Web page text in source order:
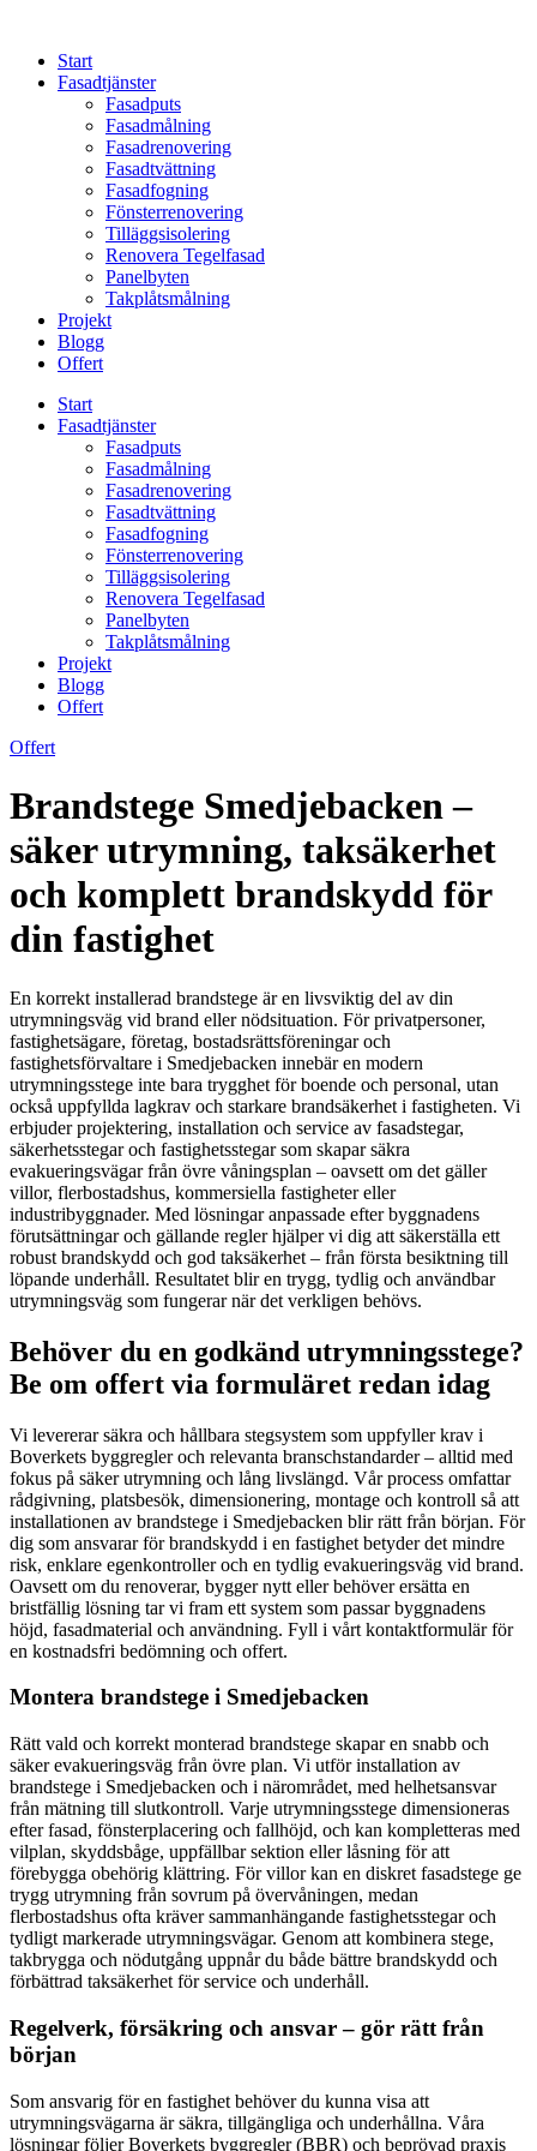
contentStart
Fasadtjänster
Fasadputs
Fasadmålning
Fasadrenovering
Fasadtvättning
Fasadfogning
Fönsterrenovering
Tilläggsisolering
Renovera Tegelfasad
Panelbyten
Takplåtsmålning
Projekt
Blogg
Offert
Start
Fasadtjänster
Fasadputs
Fasadmålning
Fasadrenovering
Fasadtvättning
Fasadfogning
Fönsterrenovering
Tilläggsisolering
Renovera Tegelfasad
Panelbyten
Takplåtsmålning
Projekt
Blogg
Offert
Offert
Brandstege Smedjebacken –
säker utrymning, taksäkerhet
och komplett brandskydd för
din fastighet
En korrekt installerad brandstege är en livsviktig del av din
utrymningsväg vid brand eller nödsituation. För privatpersoner,
fastighetsägare, företag, bostadsrättsföreningar och
fastighetsförvaltare i Smedjebacken innebär en modern
utrymningsstege inte bara trygghet för boende och personal, utan
också uppfyllda lagkrav och starkare brandsäkerhet i fastigheten. Vi
erbjuder projektering, installation och service av fasadstegar,
säkerhetsstegar och fastighetsstegar som skapar säkra
evakueringsvägar från övre våningsplan – oavsett om det gäller
villor, flerbostadshus, kommersiella fastigheter eller
industribyggnader. Med lösningar anpassade efter byggnadens
förutsättningar och gällande regler hjälper vi dig att säkerställa ett
robust brandskydd och god taksäkerhet – från första besiktning till
löpande underhåll. Resultatet blir en trygg, tydlig och användbar
utrymningsväg som fungerar när det verkligen behövs.
Behöver du en godkänd utrymningsstege?
Be om offert via formuläret redan idag
Vi levererar säkra och hållbara stegsystem som uppfyller krav i
Boverkets byggregler och relevanta branschstandarder – alltid med
fokus på säker utrymning och lång livslängd. Vår process omfattar
rådgivning, platsbesök, dimensionering, montage och kontroll så att
installationen av brandstege i Smedjebacken blir rätt från början. För
dig som ansvarar för brandskydd i en fastighet betyder det mindre
risk, enklare egenkontroller och en tydlig evakueringsväg vid brand.
Oavsett om du renoverar, bygger nytt eller behöver ersätta en
bristfällig lösning tar vi fram ett system som passar byggnadens
höjd, fasadmaterial och användning. Fyll i vårt kontaktformulär för
en kostnadsfri bedömning och offert.
Montera brandstege i Smedjebacken
Rätt vald och korrekt monterad brandstege skapar en snabb och
säker evakueringsväg från övre plan. Vi utför installation av
brandstege i Smedjebacken och i närområdet, med helhetsansvar
från mätning till slutkontroll. Varje utrymningsstege dimensioneras
efter fasad, fönsterplacering och fallhöjd, och kan kompletteras med
vilplan, skyddsbåge, uppfällbar sektion eller låsning för att
förebygga obehörig klättring. För villor kan en diskret fasadstege ge
trygg utrymning från sovrum på övervåningen, medan
flerbostadshus ofta kräver sammanhängande fastighetsstegar och
tydligt markerade utrymningsvägar. Genom att kombinera stege,
takbrygga och nödutgång uppnår du både bättre brandskydd och
förbättrad taksäkerhet för service och underhåll.
Regelverk, försäkring och ansvar – gör rätt från
början
Som ansvarig för en fastighet behöver du kunna visa att
utrymningsvägarna är säkra, tillgängliga och underhållna. Våra
lösningar följer Boverkets byggregler (BBR) och beprövad praxis